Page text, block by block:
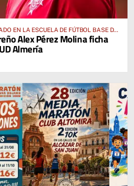
EN LA ESCUELA DE FÚTBOL BASE DE
Alex Pérez Molina ficha
Almería